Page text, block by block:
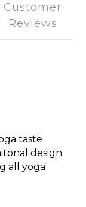
Customer
Reviews
taste
design
all yoga